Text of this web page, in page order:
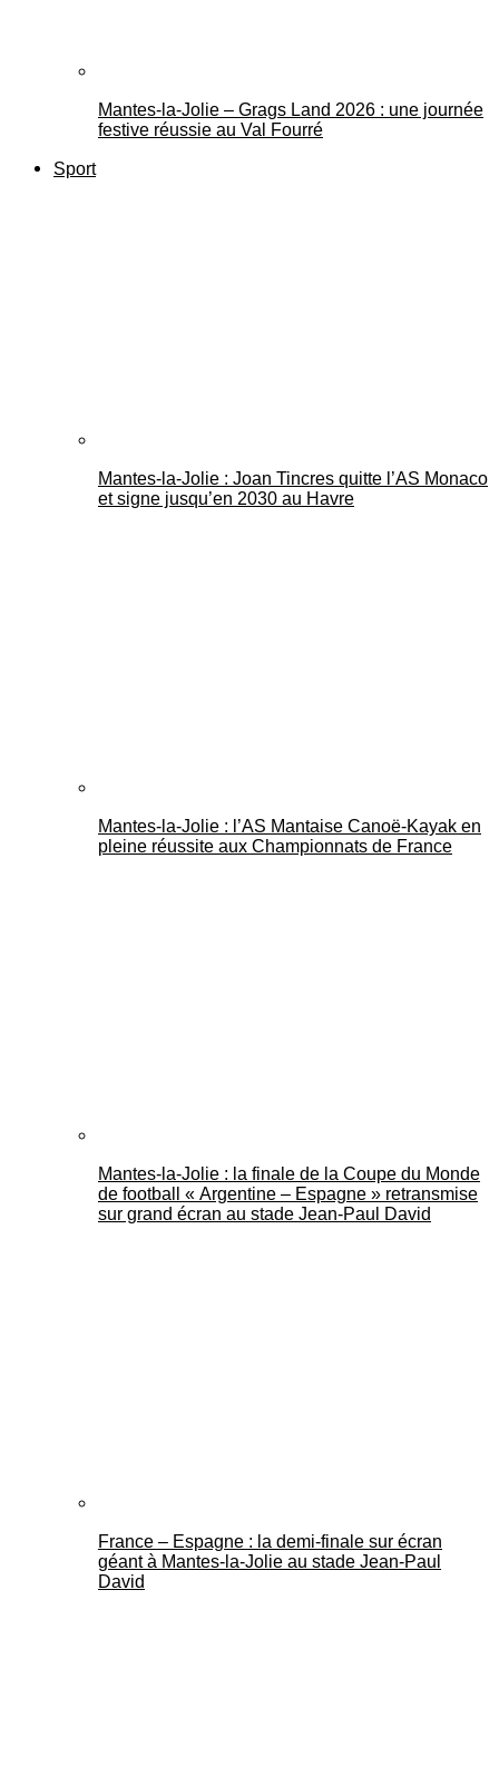
Mantes-la-Jolie – Grags Land 2026 : une journée
festive réussie au Val Fourré
Sport
Mantes-la-Jolie : Joan Tincres quitte l’AS Monaco
et signe jusqu’en 2030 au Havre
Mantes-la-Jolie : l’AS Mantaise Canoë‑Kayak en
pleine réussite aux Championnats de France
Mantes-la-Jolie : la finale de la Coupe du Monde
de football « Argentine – Espagne » retransmise
sur grand écran au stade Jean-Paul David
France – Espagne : la demi-finale sur écran
géant à Mantes-la-Jolie au stade Jean-Paul
David